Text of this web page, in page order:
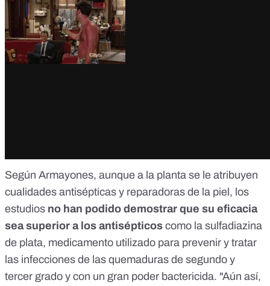
Según Armayones, aunque a la planta se le atribuyen
cualidades antisépticas y reparadoras de la piel, los
estudios no han podido demostrar que su eficacia
sea superior a los antisépticos como la sulfadiazina
de plata, medicamento utilizado para prevenir y tratar
las infecciones de las quemaduras de segundo y
tercer grado y con un gran poder bactericida. "Aún así,